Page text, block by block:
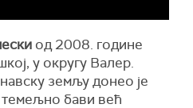
од 2008. године
у округу Валер.
земљу донео је
темељно бави већ